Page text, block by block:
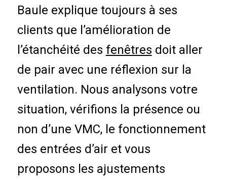
Baule explique toujours à ses
clients que l’amélioration de
l’étanchéité des fenêtres doit aller
de pair avec une réflexion sur la
ventilation. Nous analysons votre
situation, vérifions la présence ou
non d’une VMC, le fonctionnement
des entrées d’air et vous
proposons les ajustements